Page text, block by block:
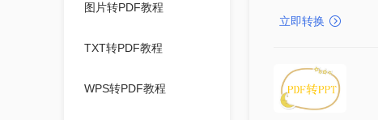
图片转PDF教程
TXT转PDF教程
WPS转PDF教程
立即转换